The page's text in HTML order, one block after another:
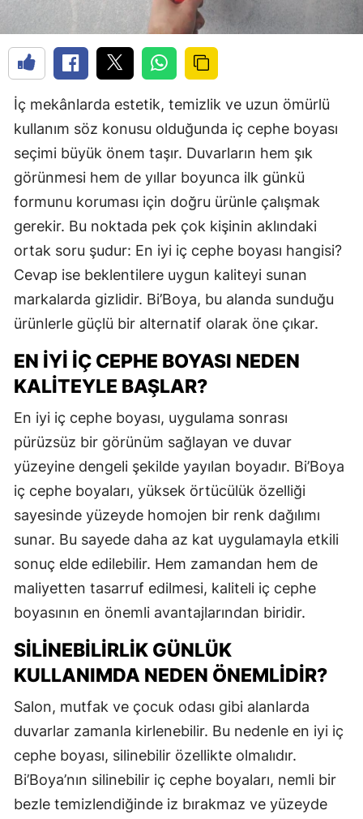
İç mekânlarda estetik, temizlik ve uzun ömürlü
kullanım söz konusu olduğunda iç cephe boyası
seçimi büyük önem taşır. Duvarların hem şık
görünmesi hem de yıllar boyunca ilk günkü
formunu koruması için doğru ürünle çalışmak
gerekir. Bu noktada pek çok kişinin aklındaki
ortak soru şudur: En iyi iç cephe boyası hangisi?
Cevap ise beklentilere uygun kaliteyi sunan
markalarda gizlidir. Bi’Boya, bu alanda sunduğu
ürünlerle güçlü bir alternatif olarak öne çıkar.
EN İYI İÇ CEPHE BOYASI NEDEN
KALITEYLE BAŞLAR?
En iyi iç cephe boyası, uygulama sonrası
pürüzsüz bir görünüm sağlayan ve duvar
yüzeyine dengeli şekilde yayılan boyadır. Bi’Boya
iç cephe boyaları, yüksek örtücülük özelliği
sayesinde yüzeyde homojen bir renk dağılımı
sunar. Bu sayede daha az kat uygulamayla etkili
sonuç elde edilebilir. Hem zamandan hem de
maliyetten tasarruf edilmesi, kaliteli iç cephe
boyasının en önemli avantajlarından biridir.
SILINEBILIRLIK GÜNLÜK
KULLANIMDA NEDEN ÖNEMLIDIR?
Salon, mutfak ve çocuk odası gibi alanlarda
duvarlar zamanla kirlenebilir. Bu nedenle en iyi iç
cephe boyası, silinebilir özellikte olmalıdır.
Bi’Boya’nın silinebilir iç cephe boyaları, nemli bir
bezle temizlendiğinde iz bırakmaz ve yüzeyde